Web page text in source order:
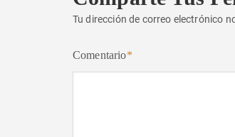
Tu dirección de correo electrónico
Comentario*